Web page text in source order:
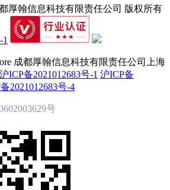
厚翰信息科技有限责任公司 版权所有
成都厚翰信息科技有限责任公司上海
沪ICP备2021012683号-1 沪ICP备
2021012683号-4
号